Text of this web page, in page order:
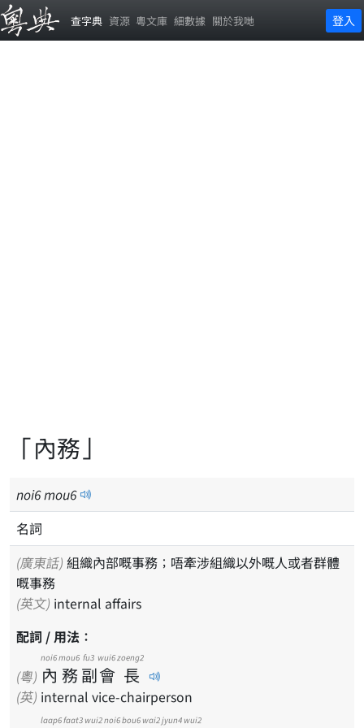
查字典 資源 粵文庫 細數據 關於我哋 登入
「內務」
noi6mou6
名詞
(廣東話)
嘅事務
(英文) internal affairs
配詞 / 用法：
(粵) 內
noi6
務
mou6
副
fu3
會
wui6
長
zoeng2
(英) internal vice-chairperson
laap6faat3wui2noi6bou6wai2jyun4wui2